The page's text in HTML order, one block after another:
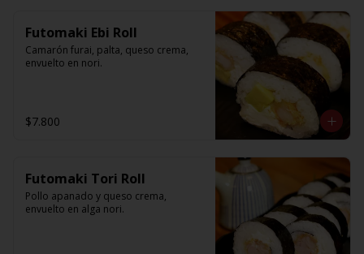
Futomaki Ebi Roll
Camarón furai, palta, queso crema,
envuelto en nori.
$7.800
Futomaki Tori Roll
Pollo apanado y queso crema,
envuelto en alga nori.